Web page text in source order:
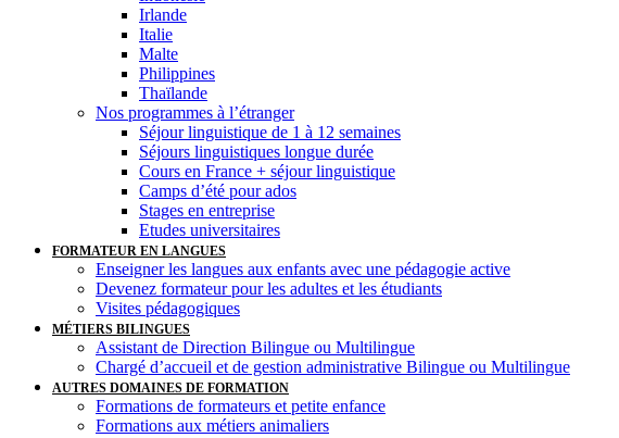
Irlande
Italie
Malte
Philippines
Thaïlande
Nos programmes à l’étranger
Séjour linguistique de 1 à 12 semaines
Séjours linguistiques longue durée
Cours en France + séjour linguistique
Camps d’été pour ados
Stages en entreprise
Etudes universitaires
FORMATEUR EN LANGUES
Enseigner les langues aux enfants avec une pédagogie active
Devenez formateur pour les adultes et les étudiants
Visites pédagogiques
MÉTIERS BILINGUES
Assistant de Direction Bilingue ou Multilingue
Chargé d’accueil et de gestion administrative Bilingue ou Multilingue
AUTRES DOMAINES DE FORMATION
Formations de formateurs et petite enfance
Formations aux métiers animaliers